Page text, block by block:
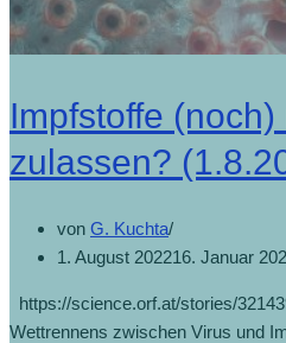
Impfstoffe
zulassen?
von G. Kuchta
1. August 202216. Januar
https://science.orf.at/stories/
Wettrennens zwischen Virus und